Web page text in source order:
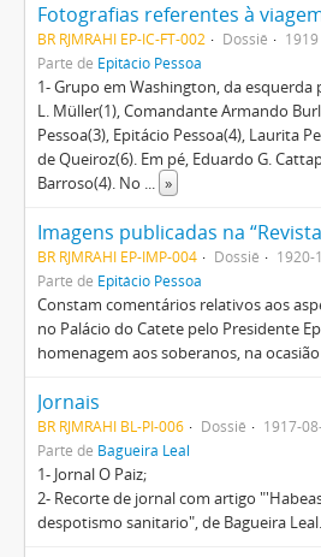
BR RJMRAHI EP-IC-FT-002 Dossiê
1919
Parte de Epitácio Pessoa
1- Grupo em Washington, da esquerda
L. Müller(1), Comandante Armando
Pessoa(3), Epitácio Pessoa(4), Laurita
de Queiroz(6). Em pé, Eduardo G.
Barroso(4). No ... »
BR RJMRAHI EP-IMP-004 Dossiê
1920-
Parte de Epitácio Pessoa
Constam comentários relativos aos
no Palácio do Catete pelo Presidente
homenagem aos soberanos, na
Jornais
BR RJMRAHI BL-PI-006 Dossiê
1917-
Parte de Bagueira Leal
1- Jornal O Paiz;
2- Recorte de jornal com artigo
despotismo sanitario", de Bagueira Leal.